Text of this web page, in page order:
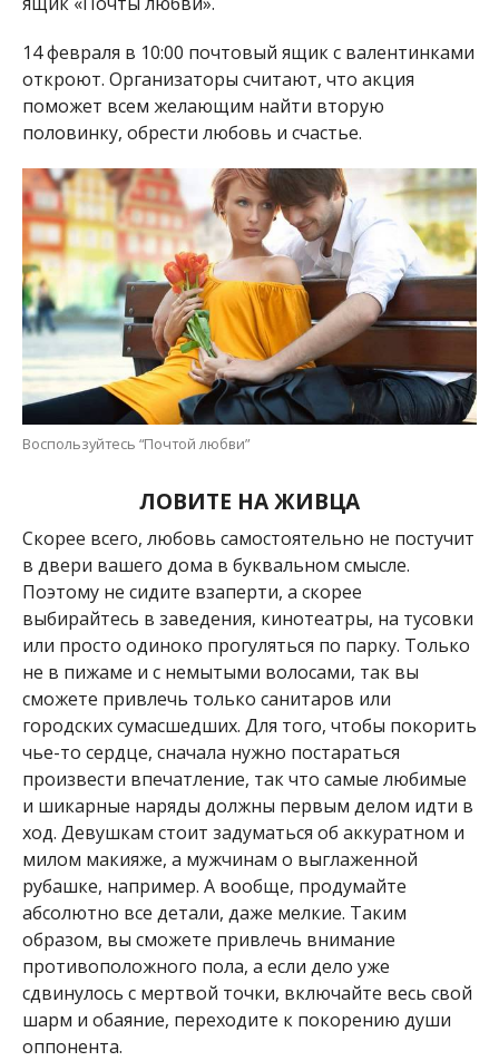
14 февраля в 10:00 почтовый ящик с валентинками
откроют. Организаторы считают, что акция
поможет всем желающим найти вторую
половинку, обрести любовь и счастье.
Воспользуйтесь “Почтой любви”
ЛОВИТЕ НА ЖИВЦА
Скорее всего, любовь самостоятельно не постучит
в двери вашего дома в буквальном смысле.
Поэтому не сидите взаперти, а скорее
выбирайтесь в заведения, кинотеатры, на тусовки
или просто одиноко прогуляться по парку. Только
не в пижаме и с немытыми волосами, так вы
сможете привлечь только санитаров или
городских сумасшедших. Для того, чтобы покорить
чье-то сердце, сначала нужно постараться
произвести впечатление, так что самые любимые
и шикарные наряды должны первым делом идти в
ход. Девушкам стоит задуматься об аккуратном и
милом макияже, а мужчинам о выглаженной
рубашке, например. А вообще, продумайте
абсолютно все детали, даже мелкие. Таким
образом, вы сможете привлечь внимание
противоположного пола, а если дело уже
сдвинулось с мертвой точки, включайте весь свой
шарм и обаяние, переходите к покорению души
оппонента.